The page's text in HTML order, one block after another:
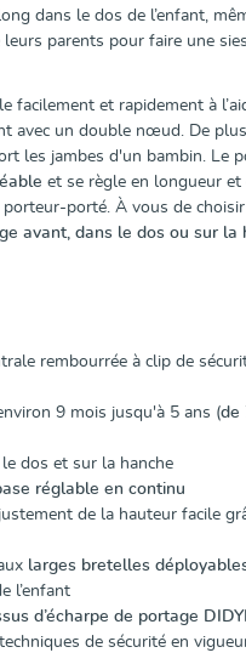
dans le dos de l’enfant,
parents pour faire une
facilement et rapidement à
avec un double nœud. De
les jambes d'un bambin. Le
et se règle en longueur et
porté. À vous de
avant, dans le dos ou sur la
rembourrée à clip de
9 mois jusqu'à 5 ans (de
le dos et sur la hanche
réglable en continu
de la hauteur facile
larges bretelles
l’enfant
d’écharpe de portage
de sécurité en